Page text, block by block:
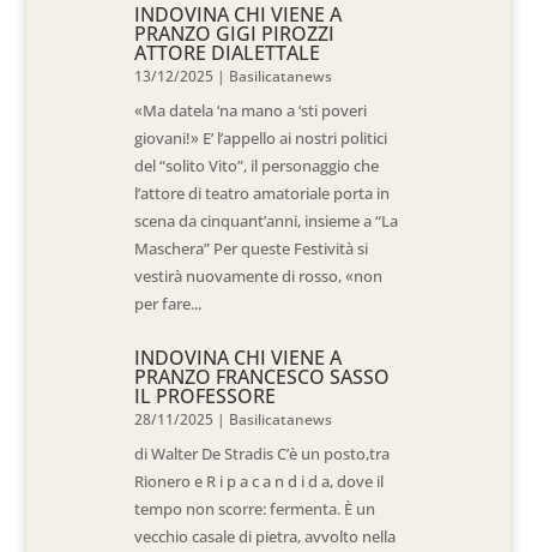
INDOVINA CHI VIENE A
PRANZO GIGI PIROZZI
ATTORE DIALETTALE
13/12/2025 | Basilicatanews
«Ma datela ‘na mano a ‘sti poveri
giovani!» E’ l’appello ai nostri politici
del “solito Vito”, il personaggio che
l’attore di teatro amatoriale porta in
scena da cinquant’anni, insieme a “La
Maschera” Per queste Festività si
vestirà nuovamente di rosso, «non
per fare...
INDOVINA CHI VIENE A
PRANZO FRANCESCO SASSO
IL PROFESSORE
28/11/2025 | Basilicatanews
di Walter De Stradis C’è un posto,tra
Rionero e R i p a c a n d i d a, dove il
tempo non scorre: fermenta. È un
vecchio casale di pietra, avvolto nella